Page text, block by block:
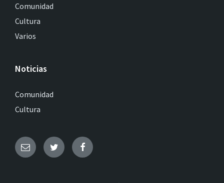
Comunidad
Cultura
Varios
Noticias
Comunidad
Cultura